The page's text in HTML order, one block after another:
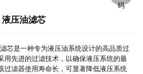
压油滤芯
滤芯是一种专为液压油系统设计的高品质过
用先进的过滤技术，以确保液压系统的最
过滤器使用寿命长，可显著降低液压系统